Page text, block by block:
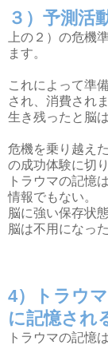
３）予測活
上の２）の危機
ます。
これによって準
され、消費されま
生き残ったと脳
危機を乗り越え
の成功体験に切
トラウマの記憶
情報でもない。
脳に強い保存状
脳は不用になっ
4）トラウ
に記憶され
トラウマの記憶